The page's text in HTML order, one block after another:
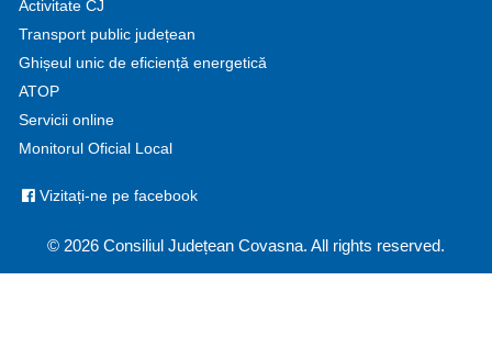
Activitate CJ
Transport public județean
Ghișeul unic de eficiență energetică
ATOP
Servicii online
Monitorul Oficial Local
Vizitați-ne pe facebook
© 2026 Consiliul Județean Covasna. All rights reserved.